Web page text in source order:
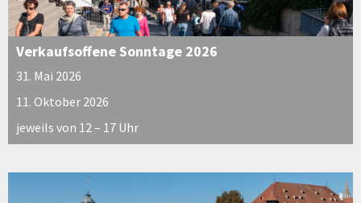
Verkaufsoffene Sonntage 2026
31. Mai 2026
11. Oktober 2026
jeweils von 12 – 17 Uhr